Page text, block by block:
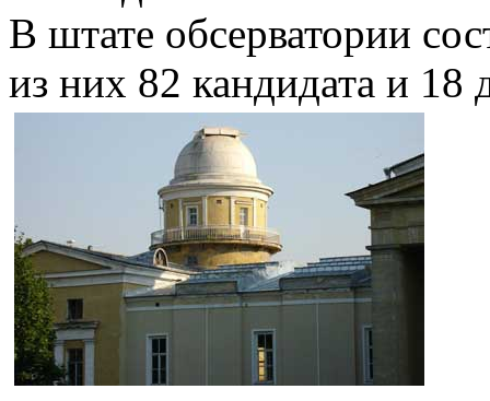
В штате обсерватории
из них 82 кандидата и 18